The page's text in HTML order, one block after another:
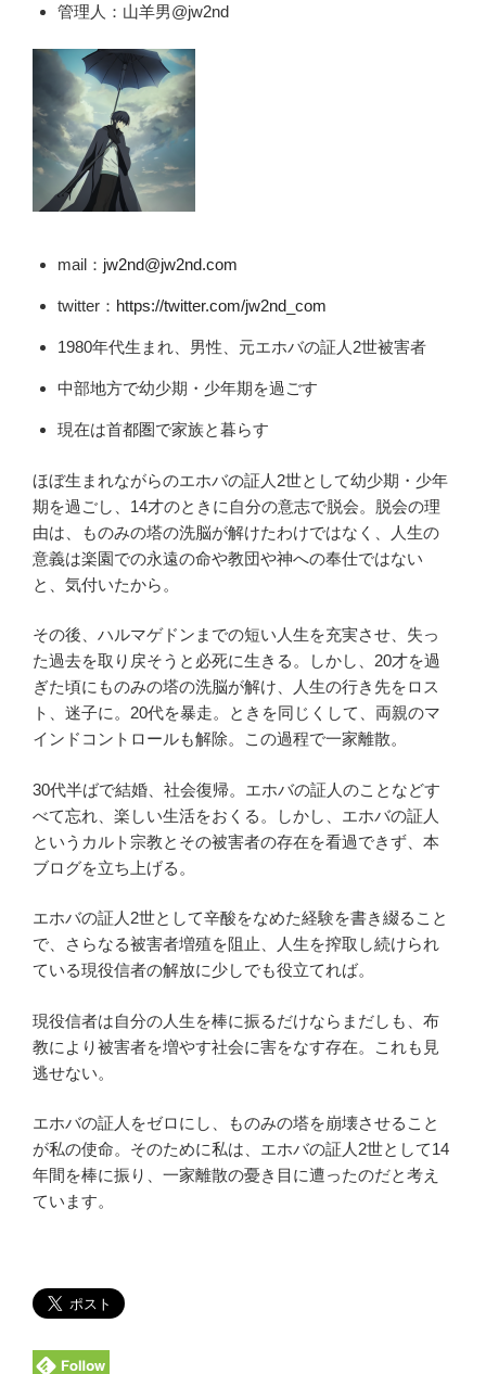
管理人：山羊男@jw2nd
mail： jw2nd@jw2nd.com
twitter： https://twitter.com/jw2nd_com
1980年代生まれ、男性、元エホバの証人2世被害者
中部地方で幼少期・少年期を過ごす
現在は首都圏で家族と暮らす
ほぼ生まれながらのエホバの証人2世として幼少期・少年
期を過ごし、14才のときに自分の意志で脱会。脱会の理
由は、ものみの塔の洗脳が解けたわけではなく、人生の
意義は楽園での永遠の命や教団や神への奉仕ではない
と、気付いたから。
その後、ハルマゲドンまでの短い人生を充実させ、失っ
た過去を取り戻そうと必死に生きる。しかし、20才を過
ぎた頃にものみの塔の洗脳が解け、人生の行き先をロス
ト、迷子に。20代を暴走。ときを同じくして、両親のマ
インドコントロールも解除。この過程で一家離散。
30代半ばで結婚、社会復帰。エホバの証人のことなどす
べて忘れ、楽しい生活をおくる。しかし、エホバの証人
というカルト宗教とその被害者の存在を看過できず、本
ブログを立ち上げる。
エホバの証人2世として辛酸をなめた経験を書き綴ること
で、さらなる被害者増殖を阻止、人生を搾取し続けられ
ている現役信者の解放に少しでも役立てれば。
現役信者は自分の人生を棒に振るだけならまだしも、布
教により被害者を増やす社会に害をなす存在。これも見
逃せない。
エホバの証人をゼロにし、ものみの塔を崩壊させること
が私の使命。そのために私は、エホバの証人2世として14
年間を棒に振り、一家離散の憂き目に遭ったのだと考え
ています。